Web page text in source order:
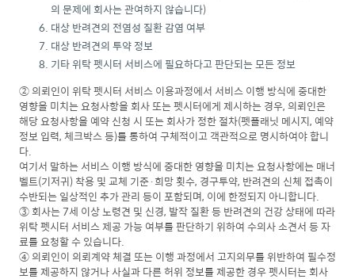
의 문제에 회사는 관여하지 않습니다)
대상 반려견의 전염성 질환 감염 여부
대상 반려견의 투약 정보
기타 위탁 펫시터 서비스에 필요하다고 판단되는 모든 정보
② 의뢰인이 위탁 펫시터 서비스 이용과정에서 서비스 이행 방식에 중대한
영향을 미치는 요청사항을 회사 또는 펫시터에게 제시하는 경우, 의뢰인은
해당 요청사항을 예약 신청 시 또는 회사가 정한 절차(펫플래닛 메시지, 예약
정보 입력, 체크박스 등)를 통하여 구체적이고 객관적으로 명시하여야 합니
다.
여기서 말하는 서비스 이행 방식에 중대한 영향을 미치는 요청사항에는 매너
벨트(기저귀) 착용 및 교체 기준·희망 횟수, 경구투약, 반려견의 신체 접촉이
수반되는 일상적인 추가 관리 등이 포함되며, 이에 한정되지 아니합니다.
③ 회사는 7세 이상 노령견 및 신경, 발작 질환 등 반려견의 건강 상태에 따라
위탁 펫시터 서비스 제공 가능 여부를 판단하기 위하여 수의사 소견서 등 자
료를 요청할 수 있습니다.
④ 의뢰인이 의뢰계약 체결 또는 이행 과정에서 고지의무를 위반하여 필수정
보를 제공하지 않거나 사실과 다른 허위 정보를 제공한 경우 펫시터는 회사